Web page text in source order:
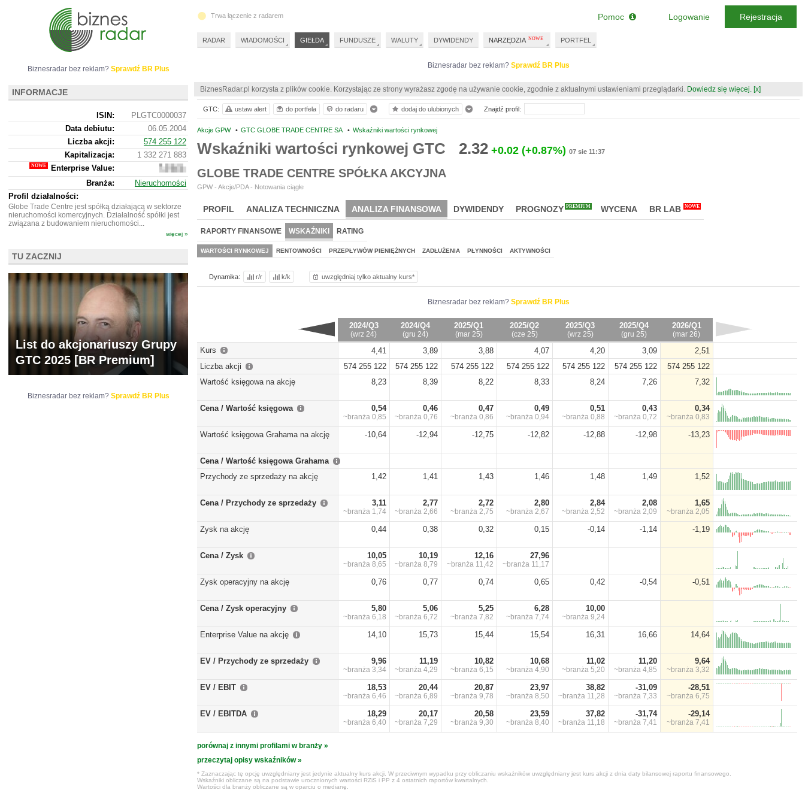
Biznesradar bez reklam? Sprawdź BR Plus
BiznesRadar.pl korzysta z plików cookie. Korzystając ze strony wyrażasz zgodę na używanie cookie, zgodnie z aktualnymi ustawieniami przeglądarki. Dowiedz się więcej. [x]
Akcje GPW • GTC GLOBE TRADE CENTRE SA • Wskaźniki wartości rynkowej
Wskaźniki wartości rynkowej GTC 2.32 +0.02 (+0.87%) 07 sie 11:37
GLOBE TRADE CENTRE SPÓŁKA AKCYJNA
GPW - Akcje/PDA - Notowania ciągłe
PROFIL ANALIZA TECHNICZNA ANALIZA FINANSOWA DYWIDENDY PROGNOZY PREMIUM WYCENA BR LAB NOWE
RAPORTY FINANSOWE WSKAŹNIKI RATING
WARTOŚCI RYNKOWEJ RENTOWNOŚCI PRZEPŁYWÓW PIENIĘŻNYCH ZADŁUŻENIA PŁYNNOŚCI AKTYWNOŚCI
Dynamika: r/r k/k uwzględniaj tylko aktualny kurs*
Biznesradar bez reklam? Sprawdź BR Plus
2024/Q3
(wrz 24)
2024/Q4
(gru 24)
2025/Q1
(mar 25)
2025/Q2
(cze 25)
2025/Q3
(wrz 25)
2025/Q4
(gru 25)
2026/Q1
(mar 26)
Kurs 4,41 3,89 3,88 4,07 4,20 3,09
2,51
Liczba akcji
574 255 122 574 255 122 574 255 122 574 255 122 574 255 122 574 255 122
574 255 122
Wartość księgowa na akcję
8,23 8,39 8,22 8,33 8,24 7,26 7,32
Cena / Wartość księgowa 0,54
~branża 0,85
0,46
~branża 0,76
0,47
~branża 0,86
0,49
~branża 0,94
0,51
~branża 0,88
0,43
~branża 0,72
0,34
~branża 0,83
Wartość księgowa Grahama na akcję -10,64 -12,94 -12,75 -12,82 -12,88 -12,98 -13,23
Cena / Wartość księgowa Grahama
Przychody ze sprzedaży na akcję
1,42 1,41 1,43 1,46 1,48 1,49 1,52
Cena / Przychody ze sprzedaży 3,11
~branża 1,74
2,77
~branża 2,66
2,72
~branża 2,75
2,80
~branża 2,67
2,84
~branża 2,52
2,08
~branża 2,09
1,65
~branża 2,05
Zysk na akcję 0,44 0,38 0,32 0,15 -0,14 -1,14 -1,19
Cena / Zysk 10,05
~branża 8,65
10,19
~branża 8,79
12,16
~branża 11,42
27,96
~branża 11,17
Zysk operacyjny na akcję 0,76 0,77 0,74 0,65 0,42 -0,54 -0,51
Cena / Zysk operacyjny 5,80
~branża 6,18
5,06
~branża 6,72
5,25
~branża 7,82
6,28
~branża 7,74
10,00
~branża 9,24
Enterprise Value na akcję 14,10 15,73 15,44 15,54 16,31 16,66 14,64
EV / Przychody ze sprzedaży 9,96
~branża 3,34
11,19
~branża 4,29
10,82
~branża 6,15
10,68
~branża 4,90
11,02
~branża 5,20
11,20
~branża 4,85
9,64
~branża 3,32
EV / EBIT 18,53
~branża 6,46
20,44
~branża 6,89
20,87
~branża 9,78
23,97
~branża 8,50
38,82
~branża 11,28
-31,09
~branża 7,33
-28,51
~branża 6,75
EV / EBITDA 18,29
~branża 6,40
20,17
~branża 7,29
20,58
~branża 9,30
23,59
~branża 8,40
37,82
~branża 11,18
-31,74
~branża 7,41
-29,14
~branża 7,41
porównaj z innymi profilami w branży »
przeczytaj opisy wskaźników »
* Zaznaczając tę opcję uwzględniany jest jedynie aktualny kurs akcji. W przeciwnym wypadku przy obliczaniu wskaźników uwzględniany jest kurs akcji z dnia daty bilansowej raportu finansowego.
Wskaźniki obliczane są na podstawie urocznionych wartości RZiS i PP z 4 ostatnich raportów kwartalnych.
Wartości dla branży obliczane są w oparciu o medianę.
GTC: ustaw alert do portfela do radaru dodaj do ulubionych Znajdź profil:
Biznesradar bez reklam? Sprawdź BR Plus
INFORMACJE
ISIN:
PLGTC0000037
Data debiutu:
06.05.2004
Liczba akcji:
574 255 122
Kapitalizacja:
1 332 271 883
Enterprise Value:
8
300
402
Branża:
Nieruchomości
Profil działalności:
Globe Trade Centre jest spółką działającą w sektorze
nieruchomości komercyjnych. Działalność spółki jest
związana z budowaniem nieruchomości...
więcej »
TU ZACZNIJ
List do akcjonariuszy Grupy
GTC 2025 [BR Premium]
Biznesradar bez reklam? Sprawdź BR Plus
Trwa łączenie z radarem
RADAR WIADOMOŚCI GIEŁDA FUNDUSZE WALUTY DYWIDENDY NARZĘDZIA PORTFEL
Pomoc Logowanie Rejestracja